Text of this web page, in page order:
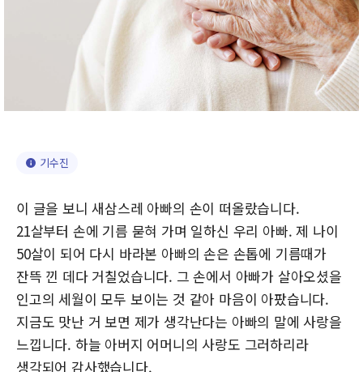
기수진
이 글을 보니 새삼스레 아빠의 손이 떠올랐습니다.
21살부터 손에 기름 묻혀 가며 일하신 우리 아빠. 제 나이
50살이 되어 다시 바라본 아빠의 손은 손톱에 기름때가
잔뜩 낀 데다 거칠었습니다. 그 손에서 아빠가 살아오셨을
인고의 세월이 모두 보이는 것 같아 마음이 아팠습니다.
지금도 맛난 거 보면 제가 생각난다는 아빠의 말에 사랑을
느낍니다. 하늘 아버지 어머니의 사랑도 그러하리라
생각되어 감사했습니다.